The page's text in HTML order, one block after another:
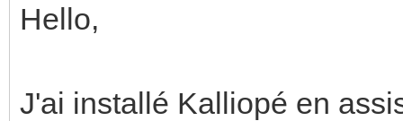
Hello,
J'ai installé Kalliopé en